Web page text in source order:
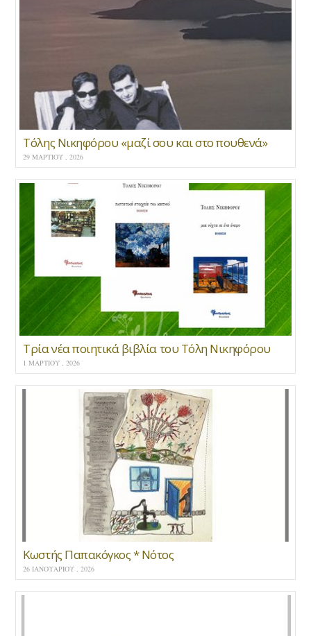
Τόλης Νικηφόρου «μαζί σου και στο πουθενά»
29 ΜΑΡΤΊΟΥ , 2026
Τρία νέα ποιητικά βιβλία του Τόλη Νικηφόρου
1 ΜΑΡΤΊΟΥ , 2026
Κωστής Παπακόγκος * Νότος
26 ΙΑΝΟΥΑΡΊΟΥ , 2026